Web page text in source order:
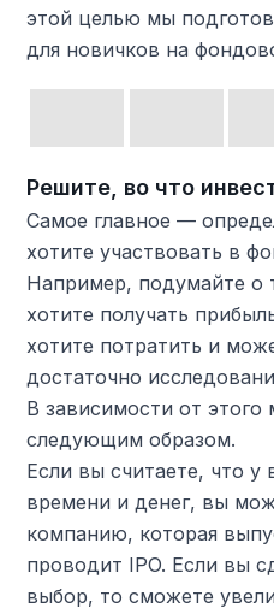
этой целью мы
для новичков на
Решите, во что
Самое главное —
хотите участвовать в
Например, подумайте о
хотите получать
хотите потратить и
достаточно
В зависимости от
следующим образом.
Если вы считаете, что у
времени и денег, вы
компанию, которая
проводит IPO. Если вы
выбор, то сможете